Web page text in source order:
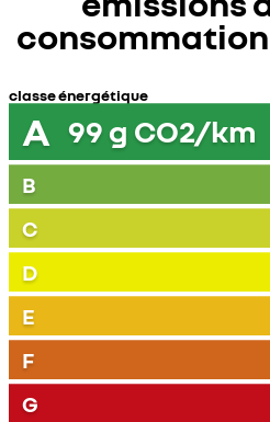
classe énergétique
A 99 g CO2/km
B
C
D
E
F
G